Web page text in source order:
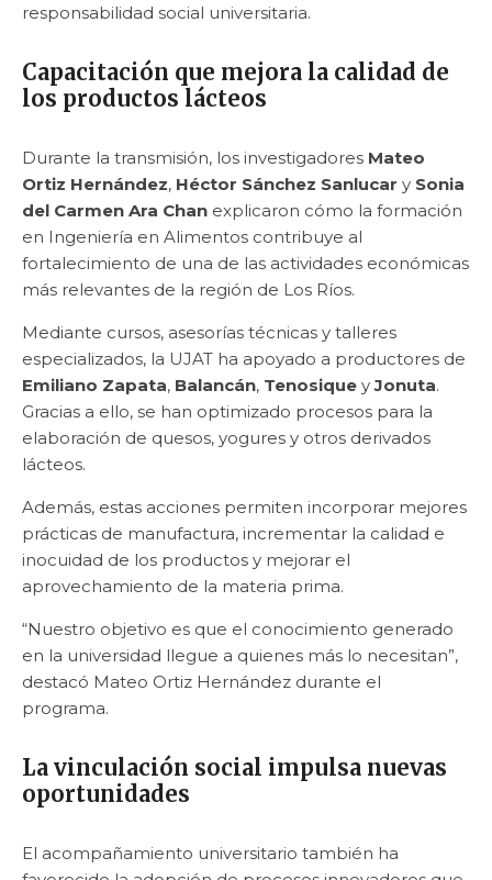
responsabilidad social universitaria.
Capacitación que mejora la calidad de
los productos lácteos
Durante la transmisión, los investigadores Mateo
Ortiz Hernández, Héctor Sánchez Sanlucar y Sonia
del Carmen Ara Chan explicaron cómo la formación
en Ingeniería en Alimentos contribuye al
fortalecimiento de una de las actividades económicas
más relevantes de la región de Los Ríos.
Mediante cursos, asesorías técnicas y talleres
especializados, la UJAT ha apoyado a productores de
Emiliano Zapata, Balancán, Tenosique yJonuta.
Gracias a ello, se han optimizado procesos para la
elaboración de quesos, yogures y otros derivados
lácteos.
Además, estas acciones permiten incorporar mejores
prácticas de manufactura, incrementar la calidad e
inocuidad de los productos y mejorar el
aprovechamiento de la materia prima.
“Nuestro objetivo es que el conocimiento generado
en la universidad llegue a quienes más lo necesitan”,
destacó Mateo Ortiz Hernández durante el
programa.
La vinculación social impulsa nuevas
oportunidades
El acompañamiento universitario también ha